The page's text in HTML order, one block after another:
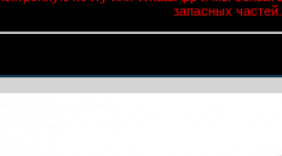
запасных частей.